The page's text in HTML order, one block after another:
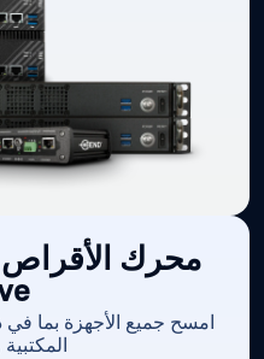
امسح جميع الأجهزة بما في